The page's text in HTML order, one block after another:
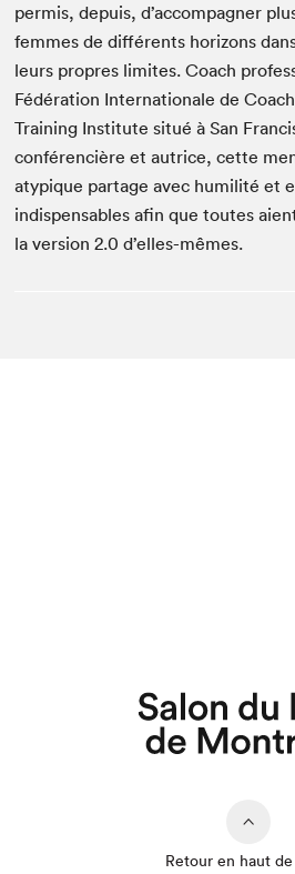
permis, depuis, d’accompagner
femmes de différents horizons
leurs propres limites. Coach
Fédération Internationale de
Training Institute situé à San
conférencière et autrice, cette
atypique partage avec humilité et
indispensables afin que toutes
la version 2.0 d’elles-mêmes.
Retour en haut